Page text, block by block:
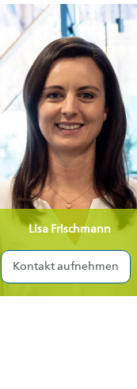
Lisa Frischmann
Kontakt aufnehmen